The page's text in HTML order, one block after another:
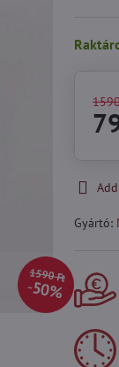
1590 Ft
50%
Gyártó: